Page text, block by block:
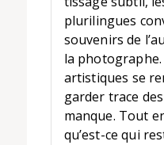
plurilingues
souvenirs de
la
artistiques se
garder trace
manque. Tout
qu’est-ce qui